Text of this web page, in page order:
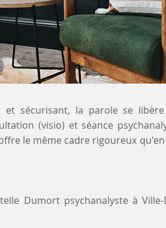
et sécurisant, la parole se
(visio) et séance
le même cadre rigoureux
Dumort psychanalyste à